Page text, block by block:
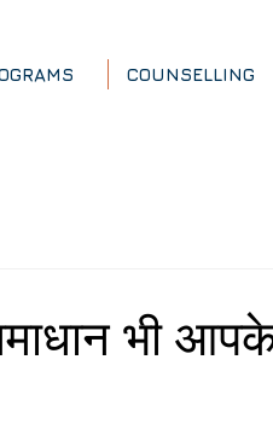
COUNSELLING
भी